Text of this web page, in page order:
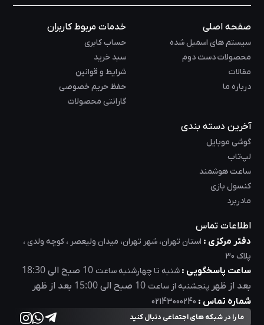
صفحه اصلی
سیستم های اسمبل شده
محصولات دست دوم
مقالات
درباره ما
خدمات مربوط کاربران
حساب کابری
سبد خرید
شرایط و قوانین
حفظ حریم خصوصی
گارانتی محصولات
آخرین دسته بندی
گوشی موبایل
لپ‌تاب
ساعت هوشمند
کنسول بازی
مادربرد
اطلاعات تماس
دفتر مرکزی : استان تهران، شهر تهران، میدان ولیعصر ، کوچه ولدی ،
پلاک 30
ساعت پاسخگویی : شنبه تا چهارشنبه ساعت 10 صبح الی18:30
بعد از ظهر پنجشنبه از ساعت 10 صبح الی15:00 بعد از ظهر
شماره تماس : 02143000240
ما را در شبکه های اجتماعی دنبال کنید